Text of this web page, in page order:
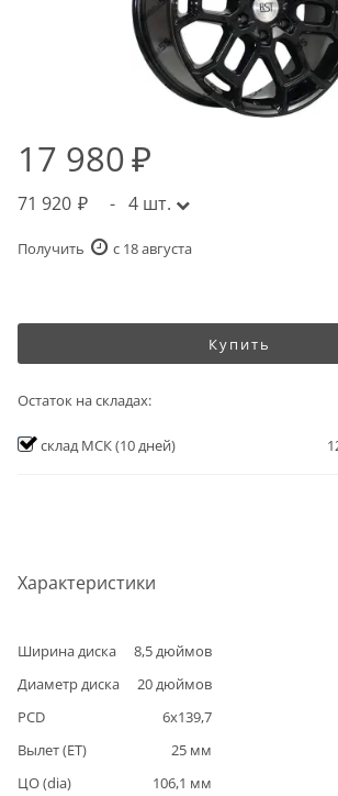
Характеристики
Ширина диска 8,5дюймов
Диаметр диска
20дюймов
PCD
6x139,7
Вылет (ET)
25 мм
ЦО (dia)
106,1 мм
17 980
71 920 - 4 шт.
Получить c 18 августа
Купить
Остаток на складах:
склад МСК(10 дней)